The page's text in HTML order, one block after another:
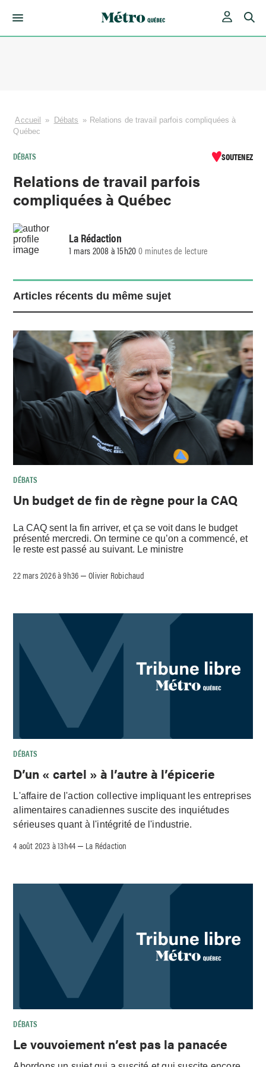
Accueil » Débats » Relations de travail parfois compliquées à
Québec
DÉBATS SOUTENEZ
Relations de travail parfois
compliquées à Québec
La Rédaction
1 mars 2008 à 15h200 minutes de lecture
Articles récents du même sujet
DÉBATS
Un budget de fin de règne pour la CAQ
La CAQ sent la fin arriver, et ça se voit dans le budget
présenté mercredi. On termine ce qu’on a commencé, et
le reste est passé au suivant. Le ministre
22 mars 2026 à 9h36 –Olivier Robichaud
DÉBATS
D’un « cartel » à l’autre à l’épicerie
L'affaire de l'action collective impliquant les entreprises
alimentaires canadiennes suscite des inquiétudes
sérieuses quant à l'intégrité de l'industrie.
4 août 2023 à 13h44 – La Rédaction
DÉBATS
Le vouvoiement n’est pas la panacée